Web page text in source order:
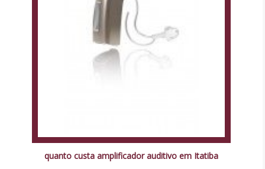
quanto custa amplificador auditivo em Itatiba